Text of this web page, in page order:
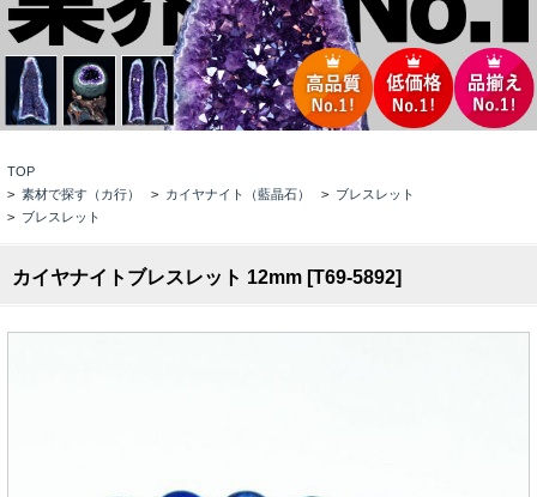
TOP
> 素材で探す（カ行） > カイヤナイト（藍晶石） > ブレスレット
> ブレスレット
カイヤナイトブレスレット 12mm [T69-5892]